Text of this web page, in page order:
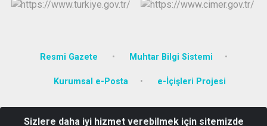
Resmi Gazete Muhtar Bilgi Sistemi
Kurumsal e-Posta e-İçişleri Projesi
Sizlere daha iyi hizmet verebilmek için sitemizde